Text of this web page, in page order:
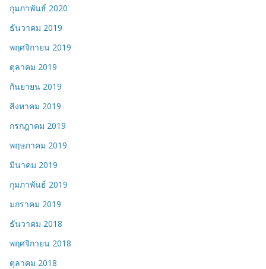
กุมภาพันธ์ 2020
ธันวาคม 2019
พฤศจิกายน 2019
ตุลาคม 2019
กันยายน 2019
สิงหาคม 2019
กรกฎาคม 2019
พฤษภาคม 2019
มีนาคม 2019
กุมภาพันธ์ 2019
มกราคม 2019
ธันวาคม 2018
พฤศจิกายน 2018
ตุลาคม 2018